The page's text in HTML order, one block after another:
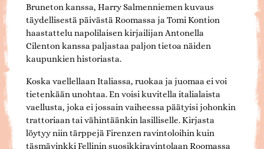
Bruneton kanssa, Harry Salmenniemen kuvaus
täydellisestä päivästä Roomassa ja Tomi Kontion
haastattelu napolilaisen kirjailijan Antonella
Cilenton kanssa paljastaa paljon tietoa näiden
kaupunkien historiasta.
Koska vaellellaan Italiassa, ruokaa ja juomaa ei voi
tietenkään unohtaa. En voisi kuvitella italialaista
vaellusta, joka ei jossain vaiheessa päätyisi johonkin
trattoriaan tai vähintäänkin lasilliselle. Kirjasta
löytyy niin tärppejä Firenzen ravintoloihin kuin
täsmävinkki Fellinin suosikkiravintolaan Roomassa